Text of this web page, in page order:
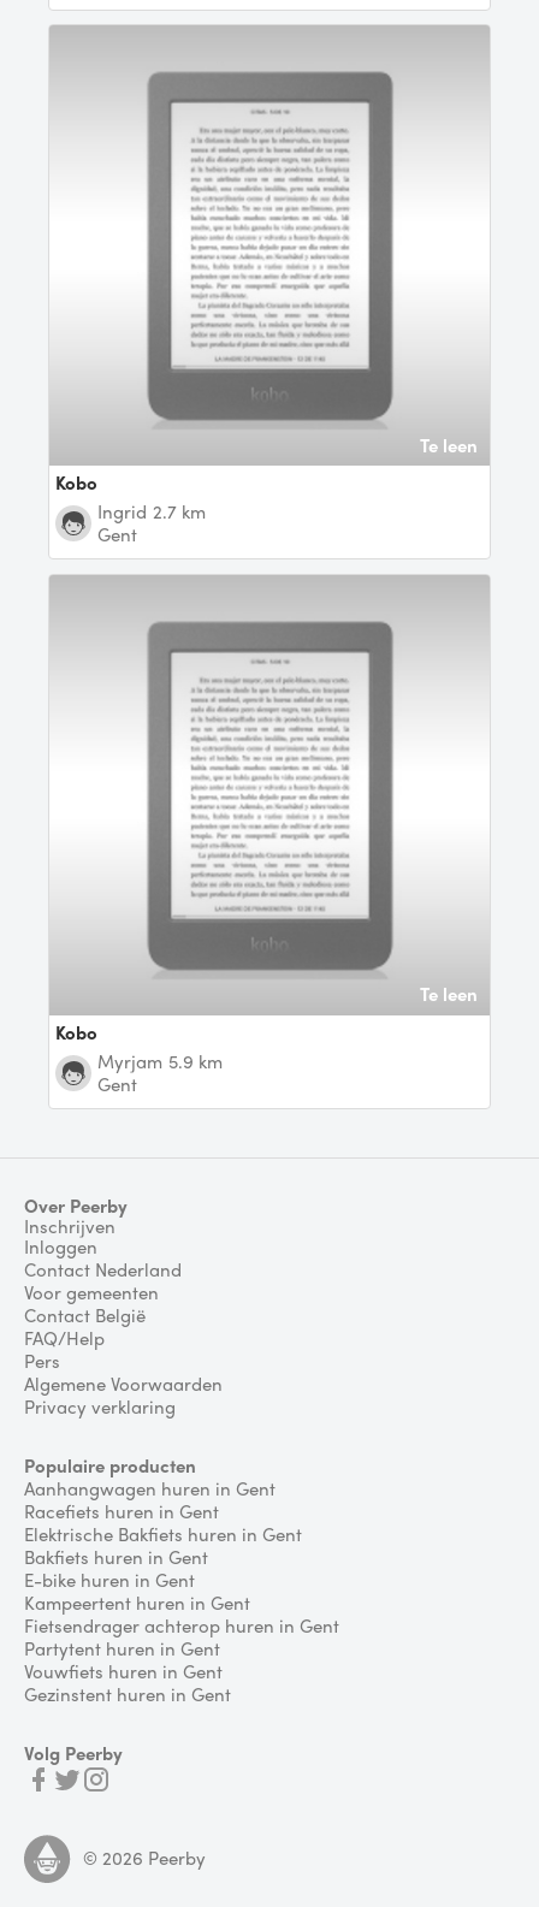
Te leen
Kobo
Ingrid 2.7 km
Gent
Te leen
Kobo
Myrjam 5.9 km
Gent
Over Peerby
Inschrijven
Inloggen
Contact Nederland
Voor gemeenten
Contact België
FAQ/Help
Pers
Algemene Voorwaarden
Privacy verklaring
Populaire producten
Aanhangwagen huren in Gent
Racefiets huren in Gent
Elektrische Bakfiets huren in Gent
Bakfiets huren in Gent
E-bike huren in Gent
Kampeertent huren in Gent
Fietsendrager achterop huren in Gent
Partytent huren in Gent
Vouwfiets huren in Gent
Gezinstent huren in Gent
Volg Peerby
© 2026 Peerby